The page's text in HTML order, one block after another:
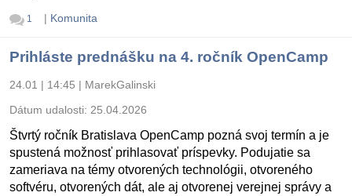
1 | Komunita
Prihláste prednášku na 4. ročník OpenCamp
24.01 | 14:45 | MarekGalinski
Dátum udalosti: 25.04.2026
Štvrtý ročník Bratislava OpenCamp pozná svoj termín a je
spustená možnosť prihlasovať príspevky. Podujatie sa
zameriava na témy otvorených technológii, otvoreného
softvéru, otvorených dát, ale aj otvorenej verejnej správy a